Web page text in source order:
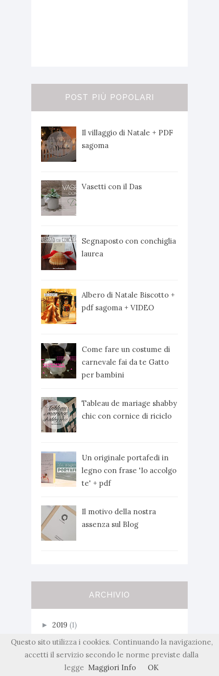
POST PIÙ POPOLARI
Il villaggio di Natale + PDF
sagoma
Vasetti con il Das
Segnaposto con conchiglia
laurea
Albero di Natale Biscotto +
pdf sagoma + VIDEO
Come fare un costume di
carnevale fai da te Gatto
per bambini
Tableau de mariage shabby
chic con cornice di riciclo
Un originale portafedi in
legno con frase 'Io accolgo
te' + pdf
Il motivo della nostra
assenza sul Blog
ARCHIVIO
► 2019 (1)
► 2018(5)
2017(29)
Questo sito utilizza i cookies. Continuando la navigazione,
accetti il servizio secondo le norme previste dalla
legge Maggiori Info OK